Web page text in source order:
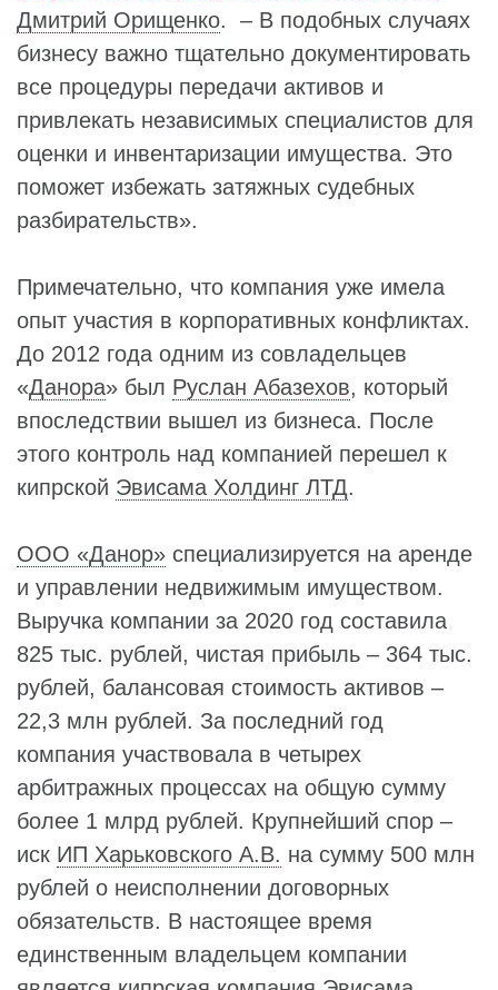
Дмитрий Орищенко. – В подобных случаях
бизнесу важно тщательно документировать
все процедуры передачи активов и
привлекать независимых специалистов для
оценки и инвентаризации имущества. Это
поможет избежать затяжных судебных
разбирательств».
Примечательно, что компания уже имела
опыт участия в корпоративных конфликтах.
До 2012 года одним из совладельцев
«Данора» был Руслан Абазехов, который
впоследствии вышел из бизнеса. После
этого контроль над компанией перешел к
кипрской Эвисама Холдинг ЛТД.
ООО «Данор» специализируется на аренде
и управлении недвижимым имуществом.
Выручка компании за 2020 год составила
825 тыс. рублей, чистая прибыль – 364 тыс.
рублей, балансовая стоимость активов –
22,3 млн рублей. За последний год
компания участвовала в четырех
арбитражных процессах на общую сумму
более 1 млрд рублей. Крупнейший спор –
иск ИП Харьковского А.В. на сумму 500 млн
рублей о неисполнении договорных
обязательств. В настоящее время
единственным владельцем компании